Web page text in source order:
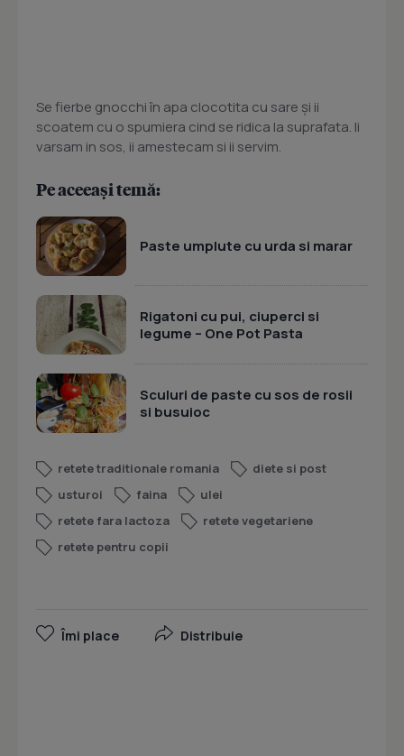
Se fierbe gnocchi în apa clocotita cu sare şi ii
scoatem cu o spumiera cind se ridica la suprafata. Ii
varsam in sos, ii amestecam si ii servim.
Pe aceeași temă:
Paste umplute cu urda si marar
Rigatoni cu pui, ciuperci si
legume – One Pot Pasta
Sculuri de paste cu sos de rosii
si busuioc
retete traditionale romania
diete si post
usturoi
faina
ulei
retete fara lactoza
retete vegetariene
retete pentru copii
Îmi place Distribuie